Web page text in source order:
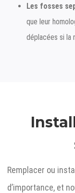
Les fosses
que leur
déplacées si la
Remplacer ou
d’importance, et